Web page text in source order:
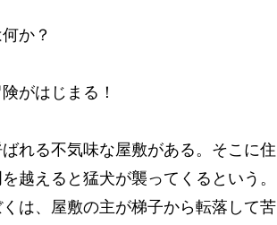
か？
がはじまる！
れる不気味な屋敷がある。そこに住
越えると猛犬が襲ってくるという。
は、屋敷の主が梯子から転落して苦